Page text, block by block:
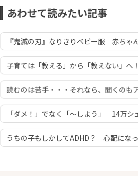
あわせて読みたい記事
『鬼滅の刃』なりきりベビー服 赤ちゃ
子育ては「教える」から「教えない」へ！
読むのは苦手・・・それなら、聞くのも
「ダメ！」でなく「～しよう」 14万シ
うちの子もしかしてADHD？ 心配にな